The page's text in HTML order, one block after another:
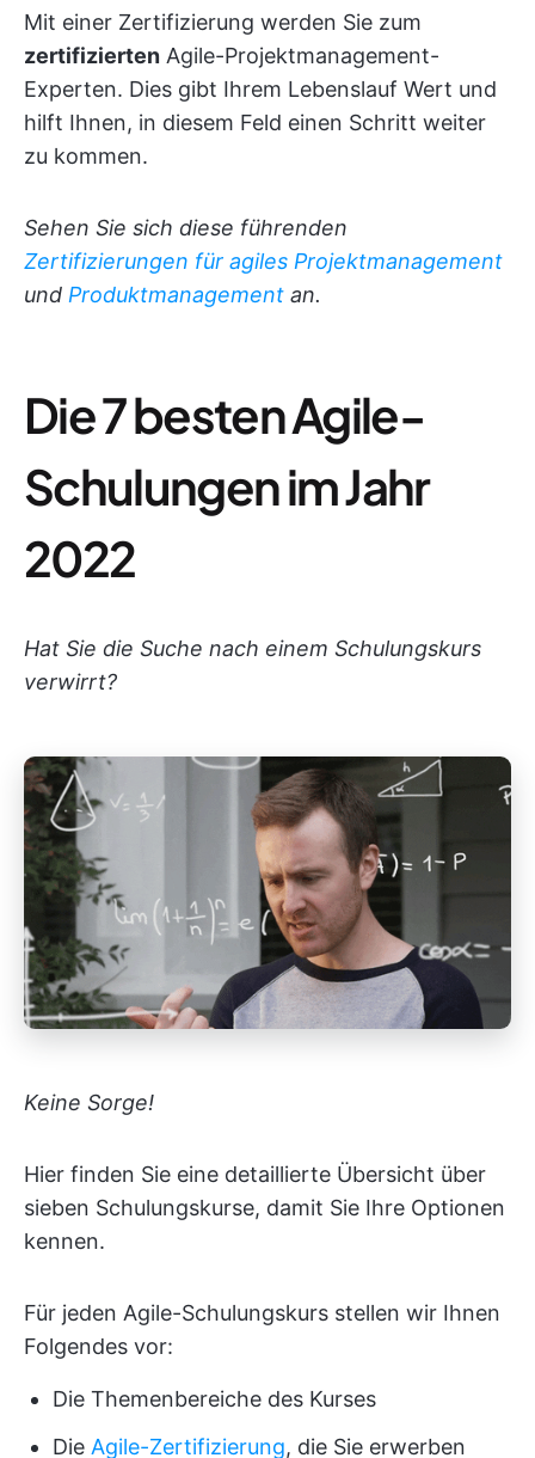
Mit einer Zertifizierung werden Sie zum
zertifizierten Agile-Projektmanagement-
Experten. Dies gibt Ihrem Lebenslauf Wert und
hilft Ihnen, in diesem Feld einen Schritt weiter
zu kommen.
Sehen Sie sich diese führenden
Zertifizierungen für agiles Projektmanagement
und Produktmanagement an.
Die 7 besten Agile-
Schulungen im Jahr
2022
Hat Sie die Suche nach einem Schulungskurs
verwirrt?
Keine Sorge!
Hier finden Sie eine detaillierte Übersicht über
sieben Schulungskurse, damit Sie Ihre Optionen
kennen.
Für jeden Agile-Schulungskurs stellen wir Ihnen
Folgendes vor:
Die Themenbereiche des Kurses
Die Agile-Zertifizierung, die Sie erwerben